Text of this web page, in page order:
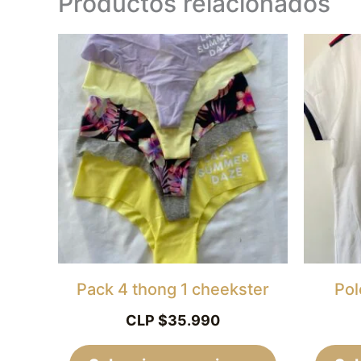
Pack 4 thong 1 cheekster
CLP $35.990
producto
tiene
múltiples
variantes.
Las
opciones
pueden